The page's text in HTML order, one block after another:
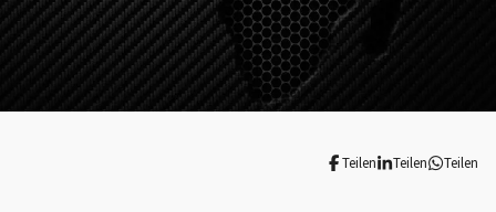
Teilen Teilen Teilen